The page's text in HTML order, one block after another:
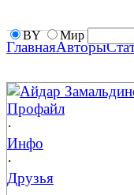
BY Мир
ГлавнаяАвторы
Айдар
Профайл
·
Инфо
·
Друзья